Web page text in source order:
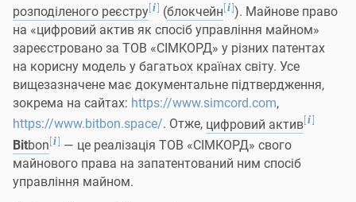
розподіленого реєстру[i] (блокчейн[i]). Майнове право
на «цифровий актив як спосіб управління майном»
зареєстровано за ТОВ «СІМКОРД» у різних патентах
на корисну модель у багатьох країнах світу. Усе
вищезазначене має документальне підтвердження,
зокрема на сайтах: https://www.simcord.com,
https://www.bitbon.space/. Отже, цифровий актив[i]
Bitbon[i] — це реалізація ТОВ «СІМКОРД» свого
майнового права на запатентований ним спосіб
управління майном.